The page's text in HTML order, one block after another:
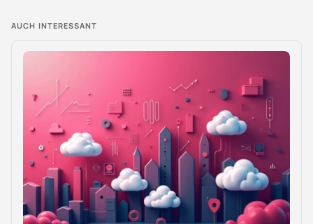
AUCH INTERESSANT